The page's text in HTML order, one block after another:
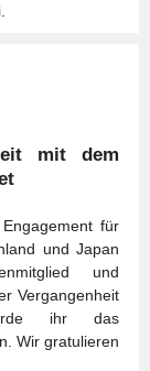
mit dem
für
und Japan
und
Vergangenheit
ihr das
Wir gratulieren